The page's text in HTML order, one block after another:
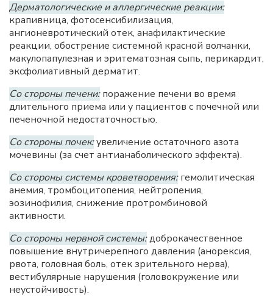
Дерматологические и аллергические реакции:
крапивница, фотосенсибилизация,
ангионевротический отек, анафилактические
реакции, обострение системной красной волчанки,
макулопапулезная и эритематозная сыпь, перикардит,
эксфолиативный дерматит.
Со стороны печени:поражение печени во время
длительного приема или у пациентов с почечной или
печеночной недостаточностью.
Со стороны почек:увеличение остаточного азота
мочевины (за счет антианаболического эффекта).
Со стороны системы кроветворения:гемолитическая
анемия, тромбоцитопения, нейтропения,
эозинофилия, снижение протромбиновой
активности.
Со стороны нервной системы:доброкачественное
повышение внутричерепного давления (анорексия,
рвота, головная боль, отек зрительного нерва),
вестибулярные нарушения (головокружение или
неустойчивость).